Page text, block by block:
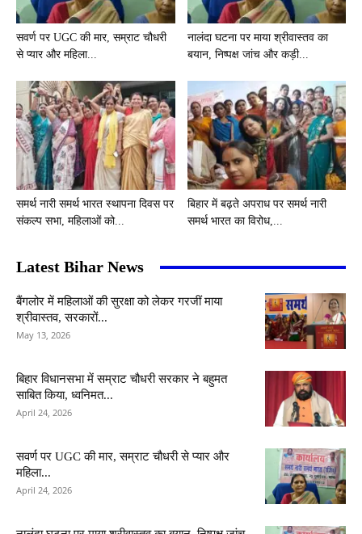
सवर्ण पर UGC की मार, सम्राट चौधरी
से प्यार और महिला...
नालंदा घटना पर माया श्रीवास्तव का
बयान, निष्पक्ष जांच और कड़ी...
समर्थ नारी समर्थ भारत स्थापना दिवस पर
संकल्प सभा, महिलाओं को...
बिहार में बढ़ते अपराध पर समर्थ नारी
समर्थ भारत का विरोध,...
Latest Bihar News
बैंगलोर में महिलाओं की सुरक्षा को लेकर गरजीं माया
श्रीवास्तव, सरकारों...
May 13, 2026
बिहार विधानसभा में सम्राट चौधरी सरकार ने बहुमत
साबित किया, ध्वनिमत...
April 24, 2026
सवर्ण पर UGC की मार, सम्राट चौधरी से प्यार और
महिला...
April 24, 2026